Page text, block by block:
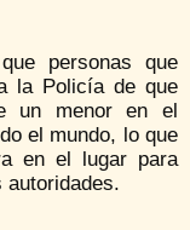
personas que
la Policía de que
un menor en el
el mundo, lo que
en el lugar para
autoridades.